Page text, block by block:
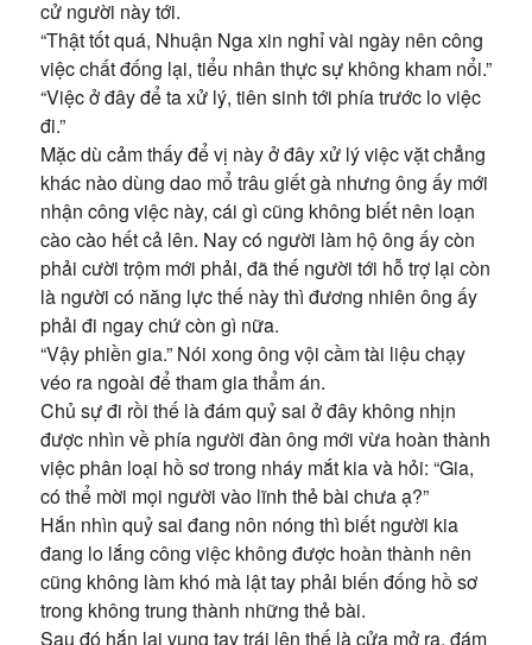
cử người này tới.
“Thật tốt quá, Nhuận Nga xin nghỉ vài ngày nên công
việc chất đống lại, tiểu nhân thực sự không kham nổi.”
“Việc ở đây để ta xử lý, tiên sinh tới phía trước lo việc
đi.”
Mặc dù cảm thấy để vị này ở đây xử lý việc vặt chẳng
khác nào dùng dao mổ trâu giết gà nhưng ông ấy mới
nhận công việc này, cái gì cũng không biết nên loạn
cào cào hết cả lên. Nay có người làm hộ ông ấy còn
phải cười trộm mới phải, đã thế người tới hỗ trợ lại còn
là người có năng lực thế này thì đương nhiên ông ấy
phải đi ngay chứ còn gì nữa.
“Vậy phiền gia.” Nói xong ông vội cầm tài liệu chạy
véo ra ngoài để tham gia thẩm án.
Chủ sự đi rồi thế là đám quỷ sai ở đây không nhịn
được nhìn về phía người đàn ông mới vừa hoàn thành
việc phân loại hồ sơ trong nháy mắt kia và hỏi: “Gia,
có thể mời mọi người vào lĩnh thẻ bài chưa ạ?”
Hắn nhìn quỷ sai đang nôn nóng thì biết người kia
đang lo lắng công việc không được hoàn thành nên
cũng không làm khó mà lật tay phải biến đống hồ sơ
trong không trung thành những thẻ bài.
Sau đó hắn lại vung tay trái lên thế là cửa mở ra, đám